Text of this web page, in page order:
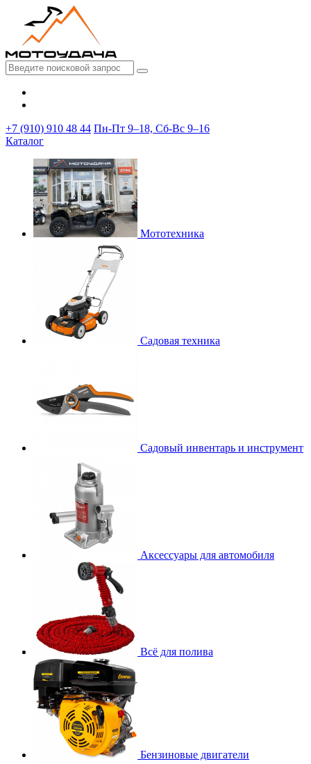
+7 (910) 910 48 44 Пн-Пт 9–18, Сб-Вс 9–16
Каталог
Мототехника
Садовая техника
Садовый инвентарь и инструмент
Аксессуары для автомобиля
Всё для полива
Бензиновые двигатели